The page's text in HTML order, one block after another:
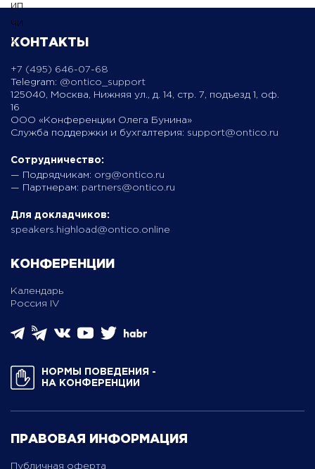
КОНТАКТЫ
+7 (495) 646-07-68
Telegram: @ontico_support
125040, Москва, Нижняя ул., д. 14, стр. 7, подъезд 1, оф.
16
ООО «Конференции Олега Бунина»
Служба поддержки и бухгалтерия: support@ontico.ru
Сотрудничество:
— Подрядчикам: org@ontico.ru
— Партнерам: partners@ontico.ru
Для докладчиков:
speakers.highload@ontico.online
КОНФЕРЕНЦИИ
Календарь
Россия IV
НОРМЫ ПОВЕДЕНИЯ ­
НА КОНФЕРЕНЦИИ
ПРАВОВАЯ ИНФОРМАЦИЯ
Публичная оферта